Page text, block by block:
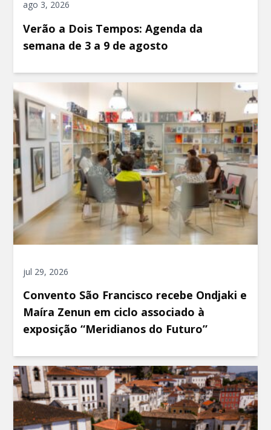
ago 3, 2026
Verão a Dois Tempos: Agenda da
semana de 3 a 9 de agosto
jul 29, 2026
Convento São Francisco recebe Ondjaki e
Maíra Zenun em ciclo associado à
exposição “Meridianos do Futuro”